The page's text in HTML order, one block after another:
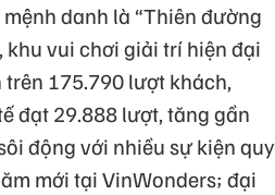
danh là “Thiên đường
khu vui chơi giải trí hiện đại
175.790 lượt khách,
đạt 29.888 lượt, tăng gần
động với nhiều sự kiện quy
mới tại VinWonders; đại